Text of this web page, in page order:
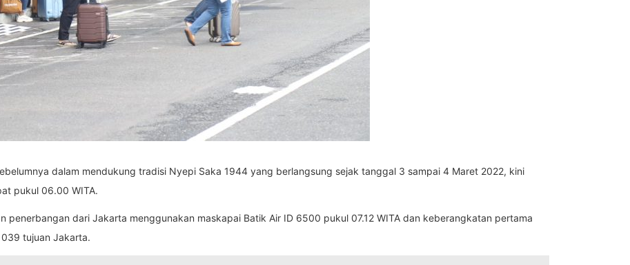
dalam mendukung tradisi Nyepi Saka 1944 yang berlangsung sejak tanggal 3 sampai 4 Maret 2022, kini
pukul 06.00 WITA.
penerbangan dari Jakarta menggunakan maskapai Batik Air ID 6500 pukul 07.12 WITA dan keberangkatan pertama
tujuan Jakarta.